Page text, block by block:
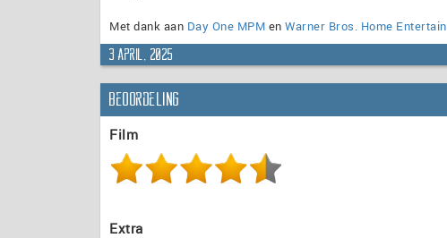
Met dank aan Day One MPM en Warner Bros. Home
3 april, 2025
Beoordeling
Film
Extra